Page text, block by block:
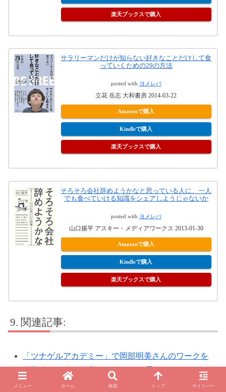
楽天ブックスで購入
サラリーマンだけが知らない好きなことだけして食
っていくための29の方法
posted with ヨメレバ
立花 岳志 大和書房 2014-03-22
Amazonで購入
Kindleで購入
楽天ブックスで購入
そろそろ会社辞めようかなと思っている人に、一人
でも食べていける知識をシェアしようじゃないか
posted with ヨメレバ
山口揚平 アスキー・メディアワークス 2013-01-30
Amazonで購入
Kindleで購入
楽天ブックスで購入
関連記事:
「ツナゲルアカデミー」で岡部明美さんのワークを
体験 多くの人に体験して欲しいと思った
いっぱい運動していっぱい食べよう サイクルを大き
メニュー ホーム 検索 トップ サイドバー